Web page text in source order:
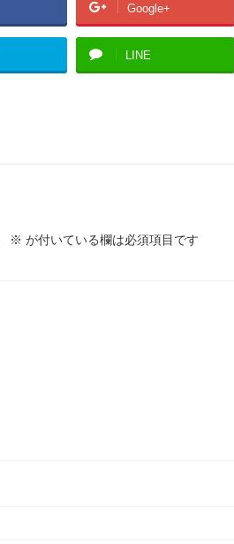
Google+
LINE
※ が付いている欄は必須項目です